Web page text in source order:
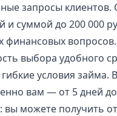
запросы
суммой до 200 000
вопросов.
выбора удобного
условия займа.
вам — от 5 дней
можете получить